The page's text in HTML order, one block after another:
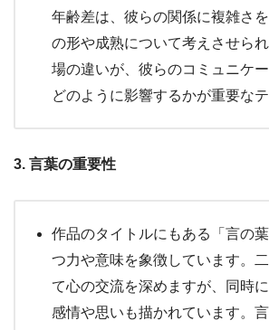
年齢差は、彼らの関係に複雑さ
の形や成熟について考えさせら
場の違いが、彼らのコミュニケ
どのように影響するかが重要なテ
3. 言葉の重要性
作品のタイトルにもある「言の
つ力や意味を象徴しています。
て心の交流を深めますが、同時
感情や思いも描かれています。言